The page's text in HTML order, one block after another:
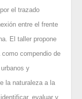
el trazado
entre el frente
El taller propone
compendio de
y
la naturaleza a la
evaluar y